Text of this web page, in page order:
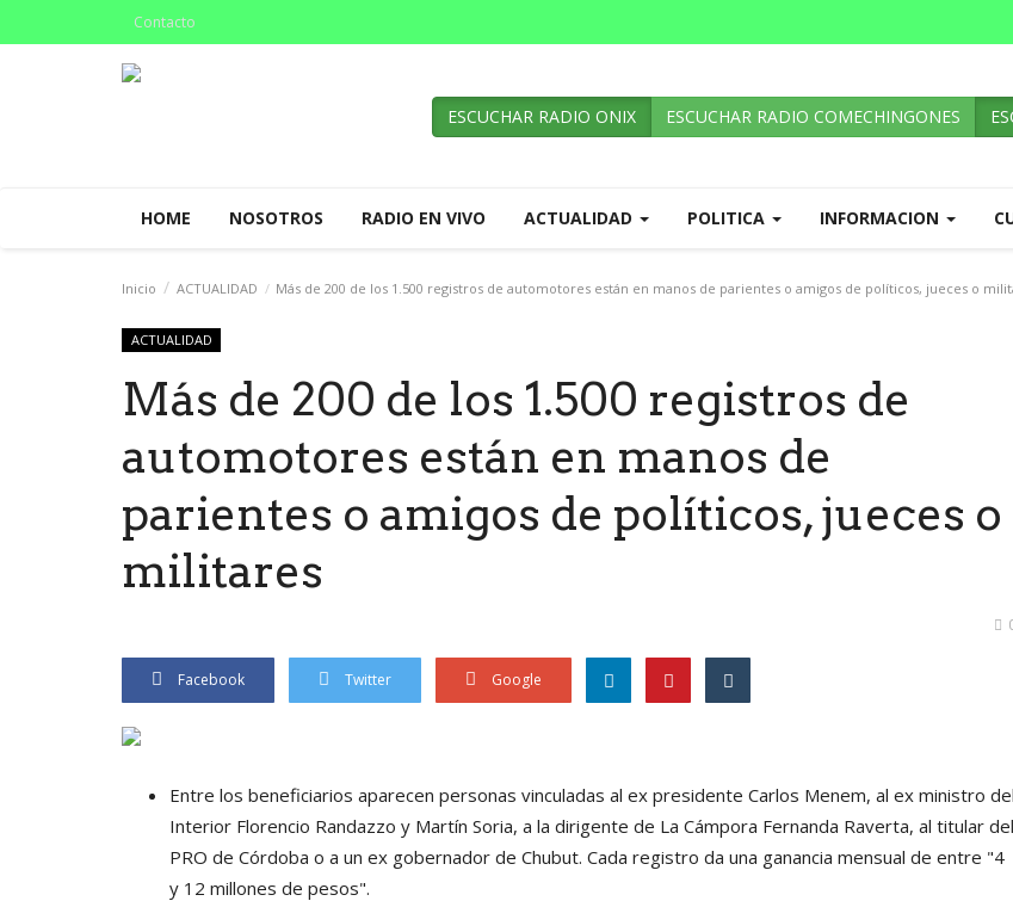
Contacto
ESCUCHAR RADIO ONIX ESCUCHAR RADIO COMECHINGONES
HOME NOSOTROS RADIO EN VIVO ACTUALIDAD POLITICA INFORMACION
Inicio ACTUALIDAD Más de 200 de los 1.500 registros de automotores están en manos de parientes o amigos de políticos, jueces o
ACTUALIDAD
Más de 200 de los 1.500 registros de
automotores están en manos de
parientes o amigos de políticos, jueces o
militares
Facebook Twitter Google
Entre los beneficiarios aparecen personas vinculadas al ex presidente Carlos Menem, al ex ministro del
Interior Florencio Randazzo y Martín Soria, a la dirigente de La Cámpora Fernanda Raverta, al titular del
PRO de Córdoba o a un ex gobernador de Chubut. Cada registro da una ganancia mensual de entre "4
y 12 millones de pesos".